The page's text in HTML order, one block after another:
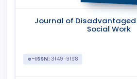
Journal of
Social Work
e-ISSN:3149-9198